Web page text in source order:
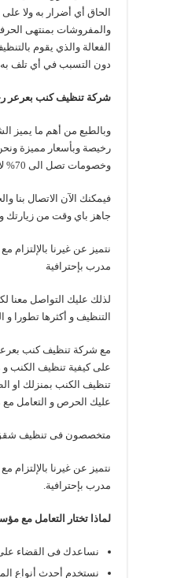
الحاق أي أضرار به ولا
والمفروشات بمنتهى
الفعالة والذي يقوم
دون التسبب في أي تلف به.
شركة تنظيف كنب بعرعر
وبالطبع من أهم ما يميز
رخيصة وبأسعار مميزة
وخصومات تصل الى 70% لاهل عرعر لاننا يهمنا ان يصل العميل الى الشركة التي توفر له كل شئ
فيمكنك الآن الاتصال
جاهز باي وقت من زيارتك
نتميز عن غيرنا بالإلتزام
مدرب بإحترافية
لذلك عليك التواصل
التنظيف و أكثرها تطورا و
مع شركة تنظيف كنب
على كيفية تنظيف الكنب و
تنظيف الكنب بمنزلك او
عليك الحرص و التعامل مع
متخصصون فى تنظيف شقق
نتميز عن غيرنا بالإلتزام
مدرب بإحترافية.
لماذا تختار التعامل مع
نساعدك فى القضاء على
نستخدم أحدث أنواع